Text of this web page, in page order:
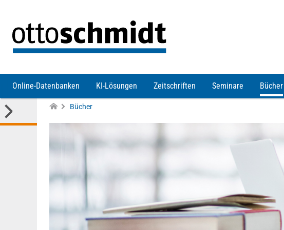
Online-Datenbanken KI-Lösungen Zeitschriften Seminare Bücher
Bücher